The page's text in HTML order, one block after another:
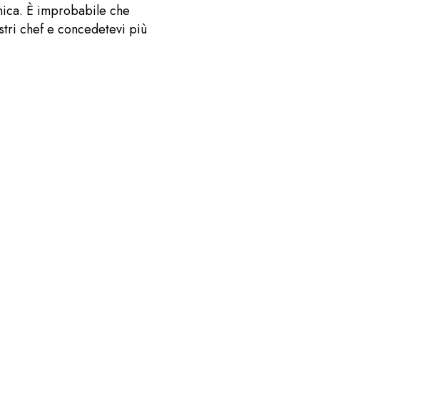
È improbabile che
chef e concedetevi più